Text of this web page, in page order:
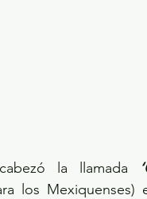
la llamada
los Mexiquenses)